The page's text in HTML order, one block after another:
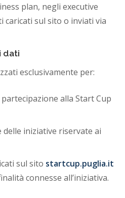
plan, negli executive
caricati sul sito o inviati via
dati
esclusivamente per:
alla Start Cup
iniziative riservate ai
sul sito startcup.puglia.it
connesse all’iniziativa.